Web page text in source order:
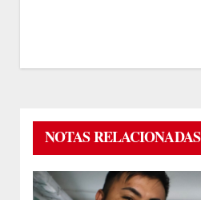
NOTAS RELACIONADAS